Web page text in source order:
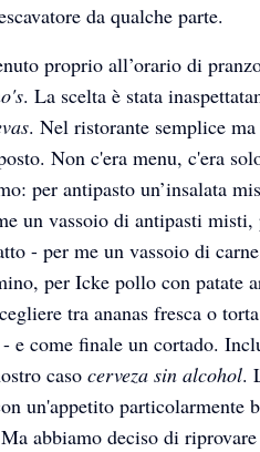
Four-on-tour
Four-on-tour
da qualche parte.
proprio all’orario di
. La scelta è stata
. Nel ristorante semplice
Non c'era menu, c'era
per antipasto un’insalata
un vassoio di antipasti misti,
- per me un vassoio di
per Icke pollo con patate
tra ananas fresca o
e come finale un cortado.
caso cerveza sin alcohol.
un'appetito particolarmente
abbiamo deciso di
Four-on-tour